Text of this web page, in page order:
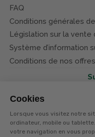
Cookies
Lorsque vous visitez notre
ordinateur, mobile ou
votre navigation en vous
FAQ
Conditions générales
Législation sur la
Système d’information
Conditions de nos offres
©